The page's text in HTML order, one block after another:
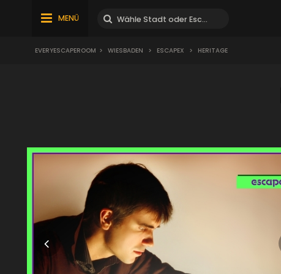
MENÜ
EVERYESCAPEROOM > WIESBADEN > ESCAPEX > HERITAGE